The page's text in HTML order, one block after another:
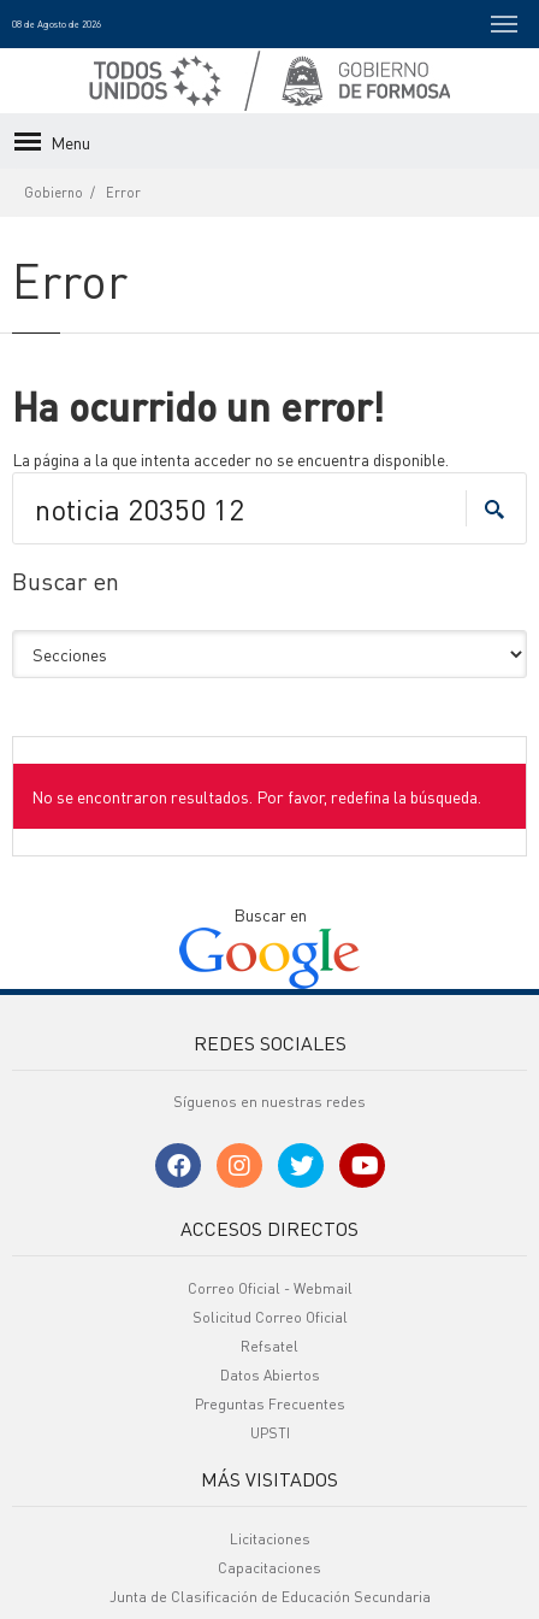
08 de Agosto de 2026
Menu
Gobierno Error
Error
Ha ocurrido un error!
La página a la que intenta acceder no se encuentra disponible.
Buscar en
No se encontraron resultados. Por favor, redefina la búsqueda.
Buscar en
REDES SOCIALES
Síguenos en nuestras redes
ACCESOS DIRECTOS
Correo Oficial - Webmail
Solicitud Correo Oficial
Refsatel
Datos Abiertos
Preguntas Frecuentes
UPSTI
MÁS VISITADOS
Licitaciones
Capacitaciones
Junta de Clasificación de Educación Secundaria